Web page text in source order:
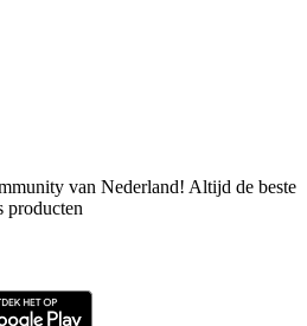
van Nederland! Altijd de beste
producten